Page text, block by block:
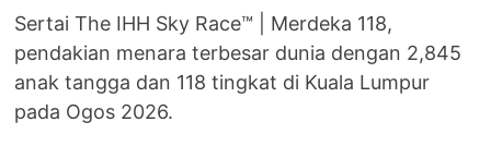
Sertai The IHH Sky Race™ | Merdeka 118,
pendakian menara terbesar dunia dengan 2,845
anak tangga dan 118 tingkat di Kuala Lumpur
pada Ogos 2026.